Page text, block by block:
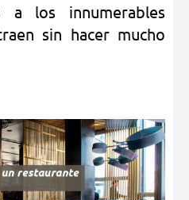
a los innumerables
sin hacer mucho